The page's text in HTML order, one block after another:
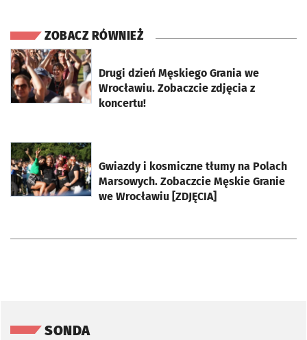
ZOBACZ RÓWNIEŻ
Drugi dzień Męskiego Grania we
Wrocławiu. Zobaczcie zdjęcia z
koncertu!
otworzy się w nowej karcie
Gwiazdy i kosmiczne tłumy na Polach
Marsowych. Zobaczcie Męskie Granie
we Wrocławiu [ZDJĘCIA]
otworzy się w nowej karcie
SONDA